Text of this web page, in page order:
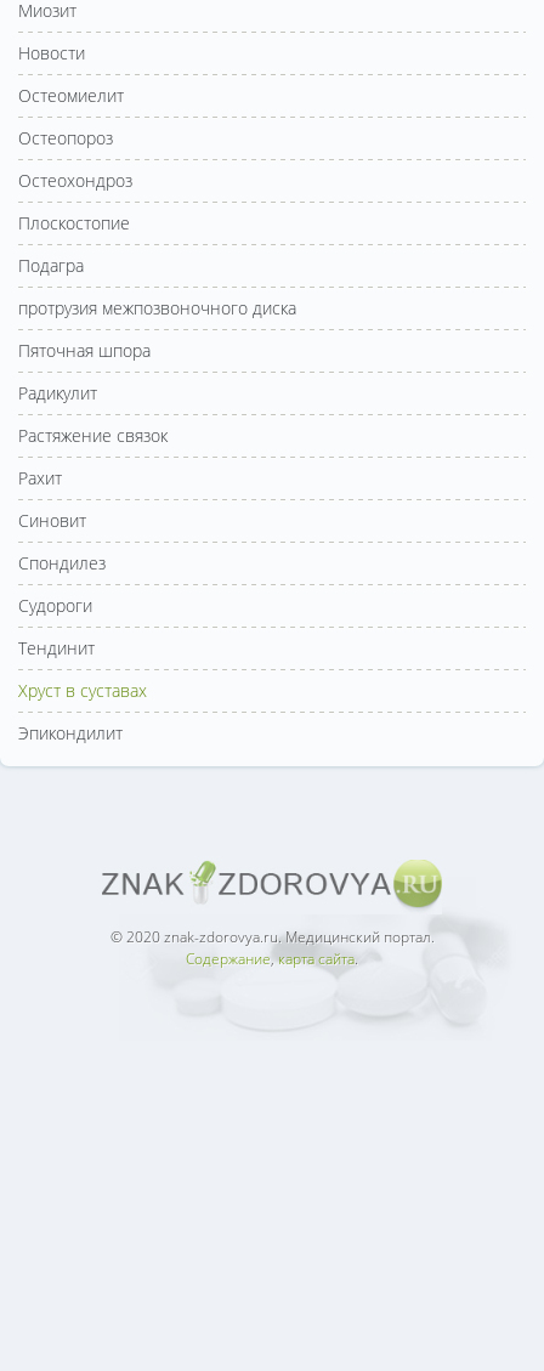
Миозит
Новости
Остеомиелит
Остеопороз
Остеохондроз
Плоскостопие
Подагра
протрузия межпозвоночного диска
Пяточная шпора
Радикулит
Растяжение связок
Рахит
Синовит
Спондилез
Судороги
Тендинит
Хруст в суставах
Эпикондилит
© 2020 znak-zdorovya.ru. Медицинский портал.
Содержание,карта сайта.